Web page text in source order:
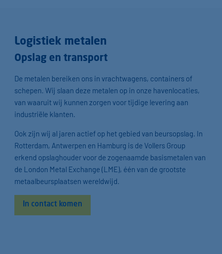
Logistiek metalen
Opslag en transport
De metalen bereiken ons in vrachtwagens, containers of
schepen. Wij slaan deze metalen op in onze havenlocaties,
van waaruit wij kunnen zorgen voor tijdige levering aan
industriële klanten.
Ook zijn wij al jaren actief op het gebied van beursopslag. In
Rotterdam, Antwerpen en Hamburg is de Vollers Group
erkend opslaghouder voor de zogenaamde basismetalen van
de London Metal Exchange (LME), één van de grootste
metaalbeursplaatsen wereldwijd.
In contact komen